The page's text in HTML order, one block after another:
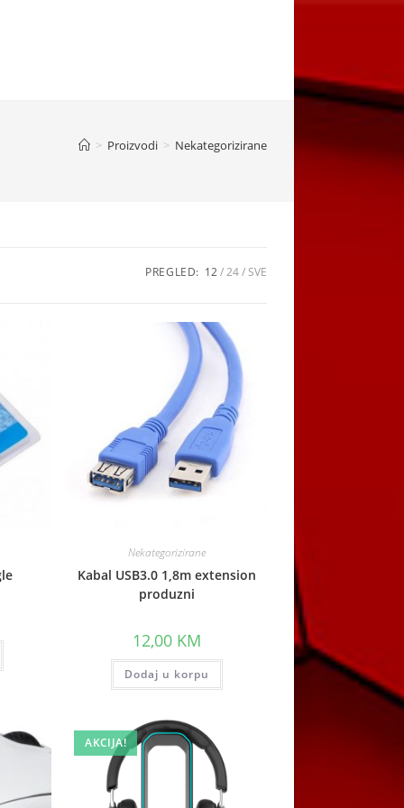
> Proizvodi > Nekategorizirane
PREGLED: 12 24 SVE
Nekategorizirane
Kabal USB3.0 1,8m extension
produzni
12,00 KM
Dodaj u korpu
AKCIJA!